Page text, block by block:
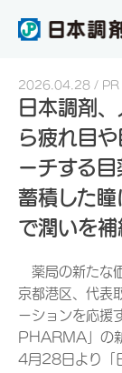
2026.04.28 PR
日本調剤
ら疲れ目
ーチする
蓄積した
で潤いを補
薬局の新たな
京都港区、代表
ーションを応援
PHARMA」の
4月28日より「